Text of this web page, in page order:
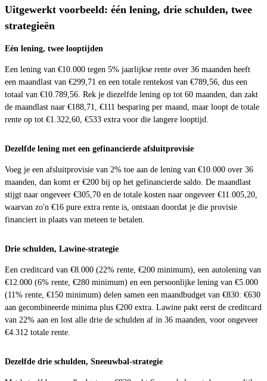
Uitgewerkt voorbeeld: één lening, drie schulden, twee
strategieën
Eén lening, twee looptijden
Een lening van €10.000 tegen 5% jaarlijkse rente over 36 maanden heeft
een maandlast van €299,71 en een totale rentekost van €789,56, dus een
totaal van €10.789,56. Rek je diezelfde lening op tot 60 maanden, dan zakt
de maandlast naar €188,71, €111 besparing per maand, maar loopt de totale
rente op tot €1.322,60, €533 extra voor die langere looptijd.
Dezelfde lening met een gefinancierde afsluitprovisie
Voeg je een afsluitprovisie van 2% toe aan de lening van €10.000 over 36
maanden, dan komt er €200 bij op het gefinancierde saldo. De maandlast
stijgt naar ongeveer €305,70 en de totale kosten naar ongeveer €11.005,20,
waarvan zo'n €16 pure extra rente is, ontstaan doordat je die provisie
financiert in plaats van meteen te betalen.
Drie schulden, Lawine-strategie
Een creditcard van €8.000 (22% rente, €200 minimum), een autolening van
€12.000 (6% rente, €280 minimum) en een persoonlijke lening van €5.000
(11% rente, €150 minimum) delen samen een maandbudget van €830: €630
aan gecombineerde minima plus €200 extra. Lawine pakt eerst de creditcard
van 22% aan en lost alle drie de schulden af in 36 maanden, voor ongeveer
€4.312 totale rente.
Dezelfde drie schulden, Sneeuwbal-strategie